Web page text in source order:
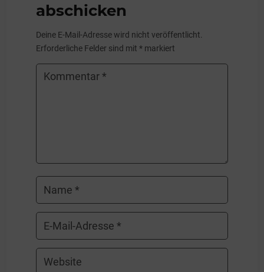
abschicken
Deine E-Mail-Adresse wird nicht veröffentlicht.
Erforderliche Felder sind mit* markiert